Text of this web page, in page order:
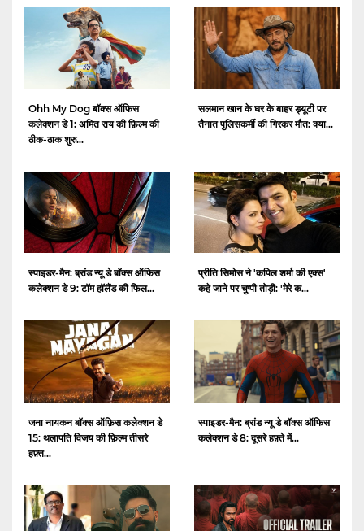
Ohh My Dog बॉक्स ऑफिस
कलेक्शन डे 1: अमित राय की फ़िल्म की
ठीक-ठाक शुरु...
सलमान खान के घर के बाहर ड्यूटी पर
तैनात पुलिसकर्मी की गिरकर मौत: क्या...
स्पाइडर-मैन: ब्रांड न्यू डे बॉक्स ऑफिस
कलेक्शन डे 9: टॉम हॉलैंड की फिल...
प्रीति सिमोस ने 'कपिल शर्मा की एक्स'
कहे जाने पर चुप्पी तोड़ी: 'मेरे क...
जना नायकन बॉक्स ऑफ़िस कलेक्शन डे
15: थलापति विजय की फ़िल्म तीसरे
हफ़्त...
स्पाइडर-मैन: ब्रांड न्यू डे बॉक्स ऑफिस
कलेक्शन डे 8: दूसरे हफ़्ते में...